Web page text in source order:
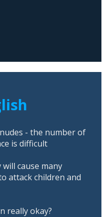
- the number of
is difficult
cause many
attack children and
really okay?